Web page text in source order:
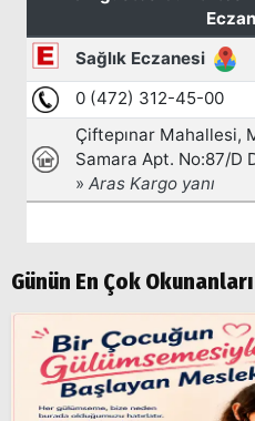
Günün En Çok Okunanları